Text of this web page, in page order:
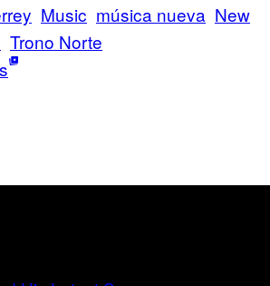
Music música nueva New
Trono Norte